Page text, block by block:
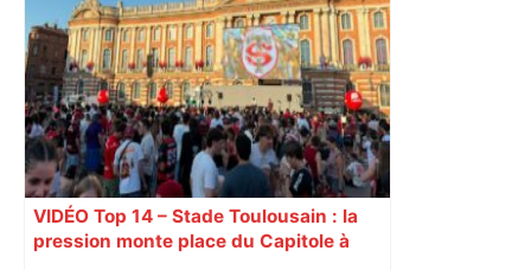
VIDÉO Top 14 – Stade Toulousain : la
pression monte place du Capitole à